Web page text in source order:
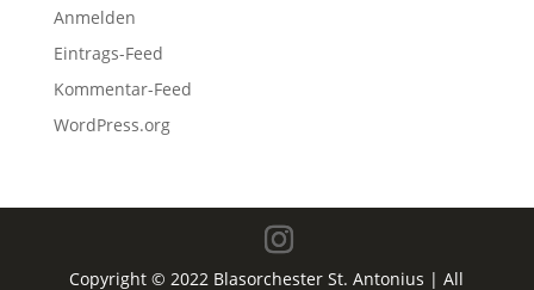
Anmelden
Eintrags-Feed
Kommentar-Feed
WordPress.org
Copyright © 2022 Blasorchester St. Antonius | All